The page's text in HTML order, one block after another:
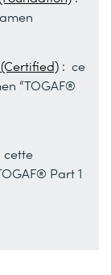
: ce
“TOGAF®
cette
Part 1